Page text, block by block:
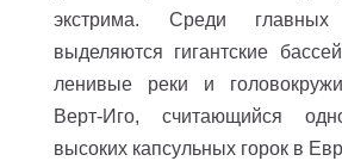
экстрима. Среди главных
выделяются гигантские
ленивые реки и
Верт-Иго, считающийся
высоких капсульных горок в